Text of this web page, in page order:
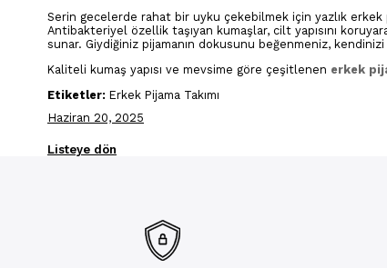
Serin gecelerde rahat bir uyku çekebilmek için yazlık erkek
Antibakteriyel özellik taşıyan kumaşlar, cilt yapısını
sunar. Giydiğiniz pijamanın dokusunu beğenmeniz,
Kaliteli kumaş yapısı ve mevsime göre çeşitlenen erkek
Etiketler: Erkek Pijama Takımı
Haziran 20, 2025
Listeye dön